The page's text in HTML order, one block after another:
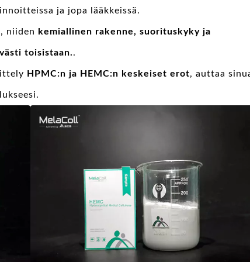
ja jopa lääkkeissä.
niiden kemiallinen rakenne, suorituskyky ja
toisistaan..
HPMC:n ja HEMC:n keskeiset erot, auttaa